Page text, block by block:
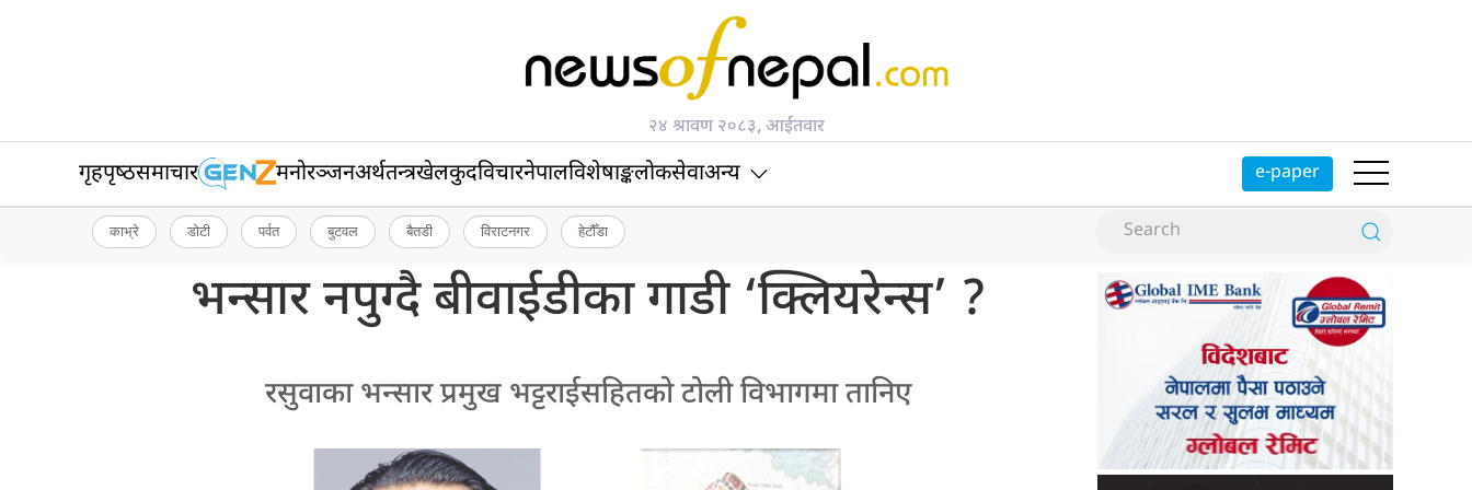
२४ श्रावण २०८३, आईतवार
गृहपृष्‍ठसमाचार मनोरञ्जनअर्थतन्त्रखेलकुदविचारनेपालविशेषाङ्कलोकसेवाअन्य e-paper
काभ्रे डोटी पर्वत बुटवल बैतडी विराटनगर हेटौँडा
भन्सार नपुग्दै बीवाईडीका गाडी ‘क्लियरेन्स’ ?
रसुवाका भन्सार प्रमुख भट्टराईसहितको टोली विभागमा तानिए